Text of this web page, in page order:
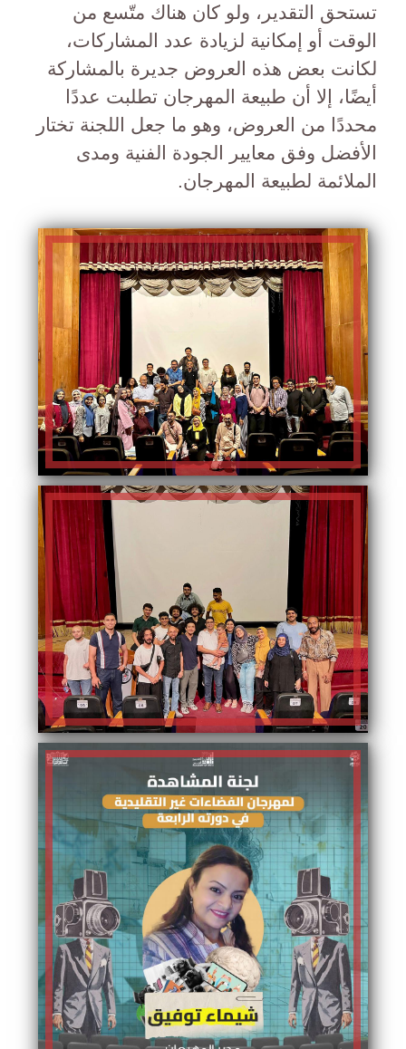
تستحق التقدير، ولو كان هناك متّسع من
الوقت أو إمكانية لزيادة عدد المشاركات،
لكانت بعض هذه العروض جديرة بالمشاركة
أيضًا، إلا أن طبيعة المهرجان تطلبت عددًا
محددًا من العروض، وهو ما جعل اللجنة تختار
الأفضل وفق معايير الجودة الفنية ومدى
الملائمة لطبيعة المهرجان.